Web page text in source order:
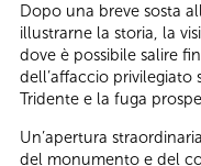
Dopo una breve sosta
illustrarne la storia, la
dove è possibile salire
dell’affaccio
Tridente e la fuga
Un’apertura
del monumento e del